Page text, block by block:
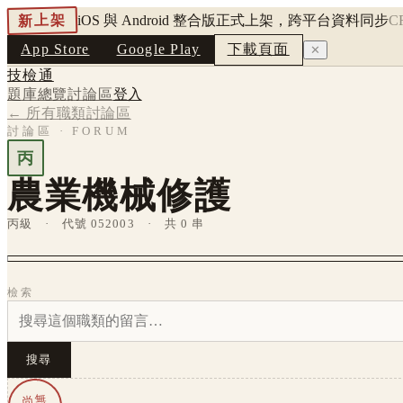
新上架 iOS 與 Android 整合版正式上架，跨平台資料同步
App Store
Google Play 下載頁面 ✕
技檢通
題庫總覽討論區登入
← 所有職類討論區
討論區 · FORUM
丙
農業機械修護
丙級 · 代號 052003 · 共 0 串
檢索
搜尋